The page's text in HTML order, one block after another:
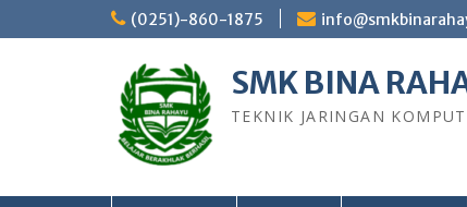
to
(0251)-860-1875
SMK BINA
TEKNIK JARINGAN